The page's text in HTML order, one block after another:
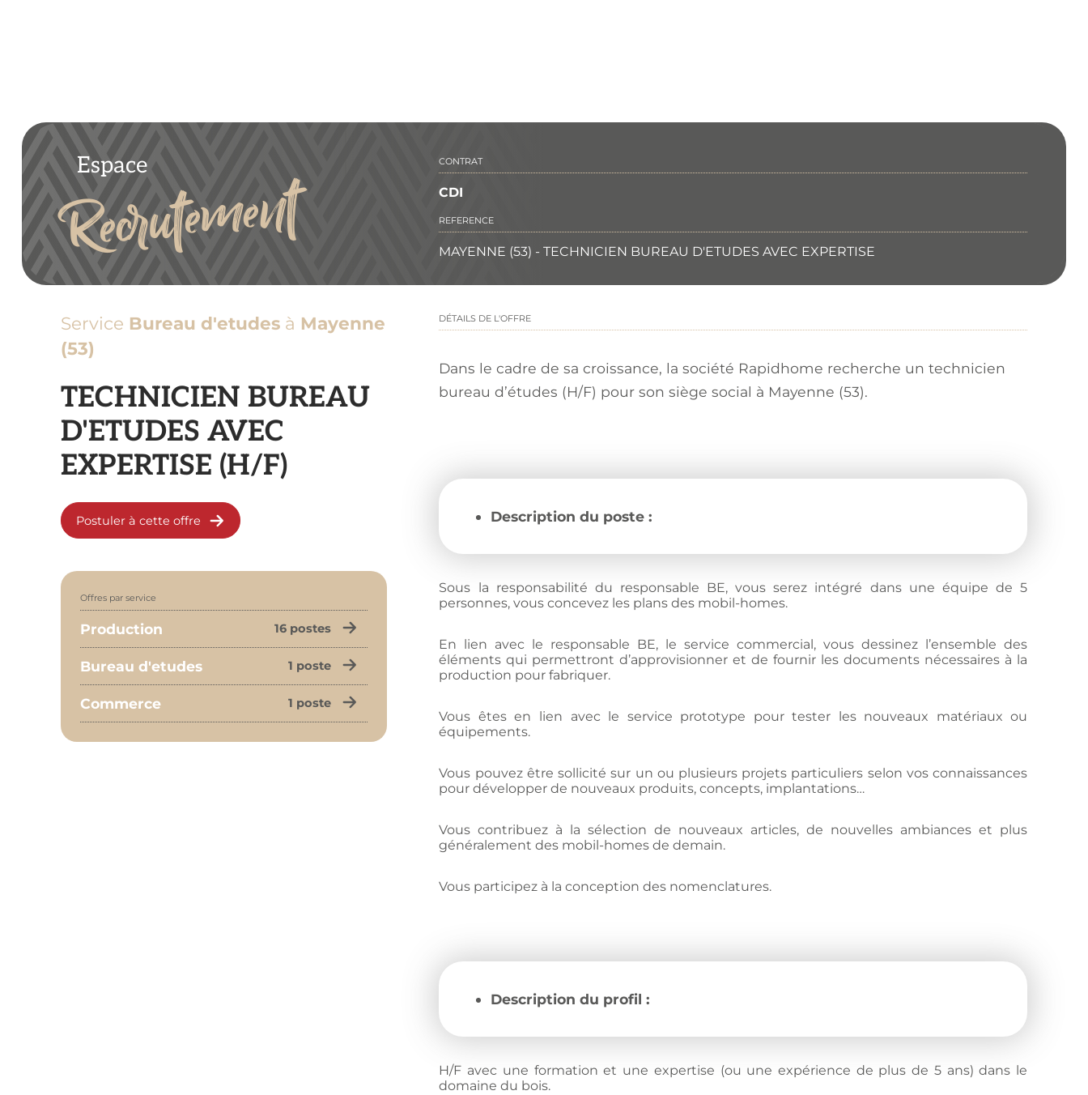
Espace
Recrutement CONTRAT
CDI
REFERENCE
MAYENNE (53) - TECHNICIEN BUREAU D'ETUDES AVEC EXPERTISE
TECHNICIEN BUREAU
D'ETUDES AVEC
EXPERTISE (H/F)
Service Bureau d'etudesà Mayenne
(53)
Postuler à cette offre
Offres par service
Production 16 postes
Bureau d'etudes 1 poste
Commerce 1 poste
DÉTAILS DE L'OFFRE
Dans le cadre de sa croissance, la société Rapidhome recherche un technicien
bureau d’études (H/F) pour son siège social à Mayenne (53).
Description du poste :
Sous la responsabilité du responsable BE, vous serez intégré dans une équipe de 5
personnes, vous concevez les plans des mobil-homes.
En lien avec le responsable BE, le service commercial, vous dessinez l’ensemble des
éléments qui permettront d’approvisionner et de fournir les documents nécessaires à la
production pour fabriquer.
Vous êtes en lien avec le service prototype pour tester les nouveaux matériaux ou
équipements.
Vous pouvez être sollicité sur un ou plusieurs projets particuliers selon vos connaissances
pour développer de nouveaux produits, concepts, implantations…
Vous contribuez à la sélection de nouveaux articles, de nouvelles ambiances et plus
généralement des mobil-homes de demain.
Vous participez à la conception des nomenclatures.
Description du profil :
H/F avec une formation et une expertise (ou une expérience de plus de 5 ans) dans le
domaine du bois.